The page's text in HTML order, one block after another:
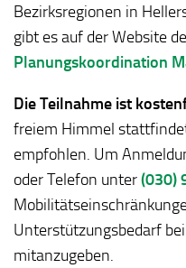
Bezirksregionen in
gibt es auf der Website
Planungskoordination
Die Teilnahme ist
freiem Himmel
empfohlen. Um
oder Telefon unter(030)
Unterstützungsbedarf
mitanzugeben.